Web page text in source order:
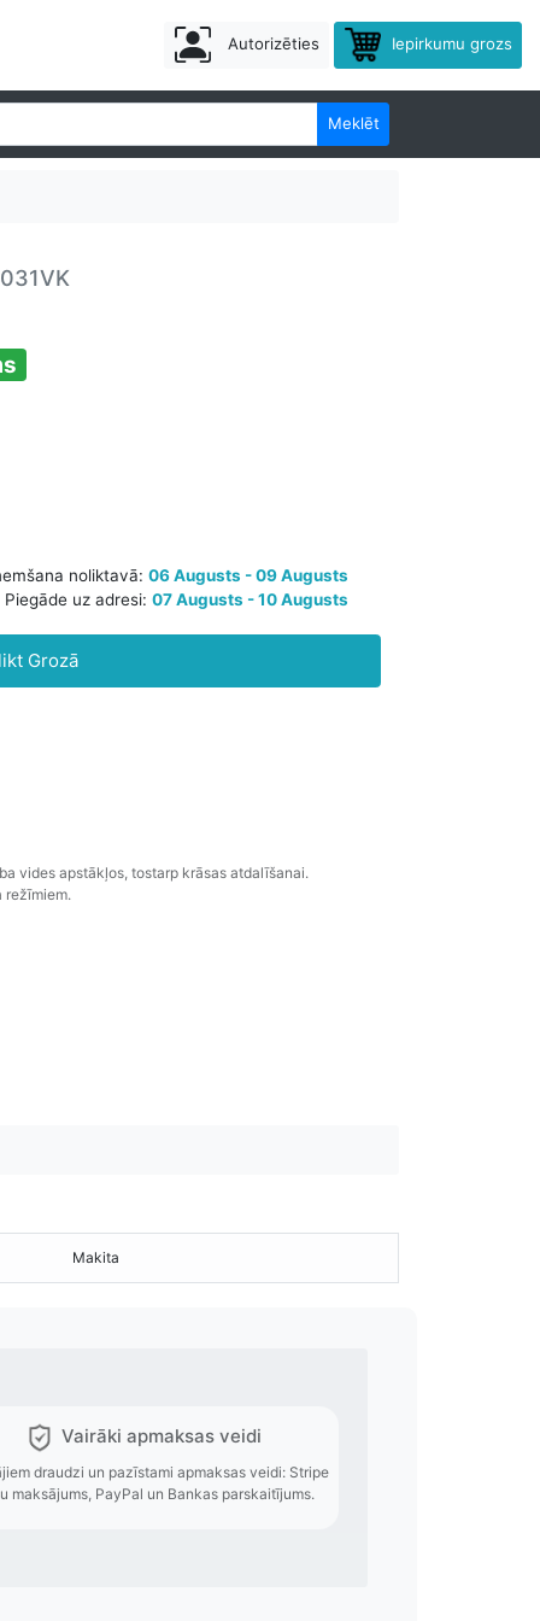
Autorizēties Iepirkumu grozs
Meklēt
saņemšana noliktavā:06 Augusts - 09 Augusts
Grozā
vides apstākļos, tostarp krāsas atdalīšanai.
režīmiem.
Makita